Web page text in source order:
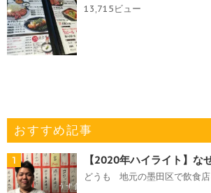
13,715ビュー
おすすめ記事
1 【2020年ハイライト】な
どうも 地元の墨田区で飲食